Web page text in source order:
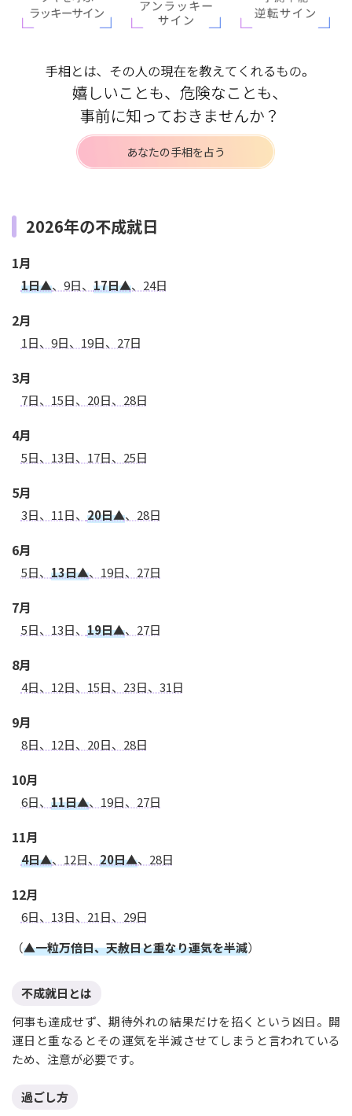
あなたの手相を占う
2026年の不成就日
1月
1日▲、9日、 17日▲、24日
2月
1日、9日、19日、27日
3月
7日、15日、20日、28日
4月
5日、13日、17日、25日
5月
3日、11日、 20日▲、28日
6月
5日、 13日▲、19日、27日
7月
5日、13日、 19日▲、27日
8月
4日、12日、15日、23日、31日
9月
8日、12日、20日、28日
10月
6日、 11日▲、19日、27日
11月
4日▲、12日、 20日▲、28日
12月
6日、13日、21日、29日
（▲一粒万倍日、天赦日と重なり運気を半減）
不成就日とは
何事も達成せず、期待外れの結果だけを招くという凶日。開
運日と重なるとその運気を半減させてしまうと言われている
ため、注意が必要です。
過ごし方